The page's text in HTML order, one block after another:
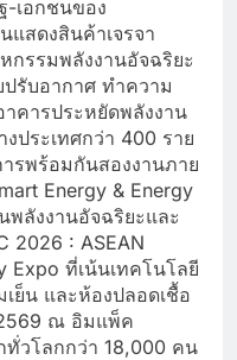
-เอกชนของ
แสดงสินค้าเจรจา
กรรมพลังงานอัจฉริยะ
ปรับอากาศ ทำความ
คารประหยัดพลังงาน
ประเทศกว่า 400 ราย
รพร้อมกันสองงานภาย
Energy & Energy
พลังงานอัจฉริยะและ
2026 : ASEAN
Expo ที่เน้นเทคโนโลยี
ย็น และห้องปลอดเชื้อ
ณ อิมแพ็ค
ทั่วโลกกว่า 18,000 คน